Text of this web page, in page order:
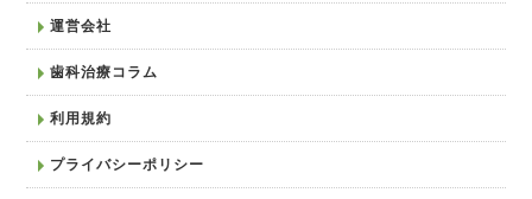
運営会社
歯科治療コラム
利用規約
プライバシーポリシー